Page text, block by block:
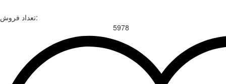
تعداد فروش:
5978